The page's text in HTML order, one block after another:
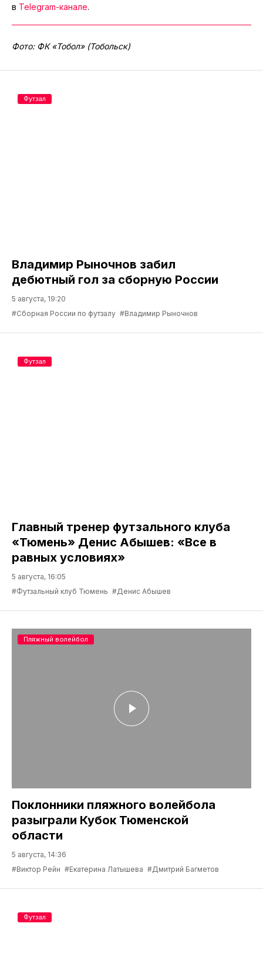
в Telegram-канале.
Фото: ФК «Тобол» (Тобольск)
Владимир Рыночнов забил
дебютный гол за сборную России
5 августа, 19:20
#Сборная России по футзалу #Владимир Рыночнов
Футзал
Главный тренер футзального клуба
«Тюмень» Денис Абышев: «Все в
равных условиях»
5 августа, 16:05
#Футзальный клуб Тюмень #Денис Абышев
Футзал
Поклонники пляжного волейбола
разыграли Кубок Тюменской
области
5 августа, 14:36
#Виктор Рейн #Екатерина Латышева #Дмитрий Багметов
Пляжный волейбол
Футзал